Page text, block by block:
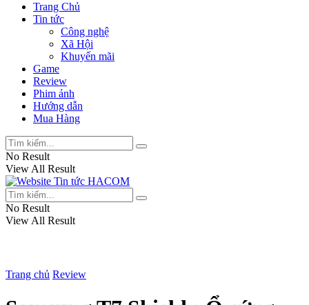
Trang Chủ
Tin tức
Công nghệ
Xã Hội
Khuyến mãi
Game
Review
Phim ảnh
Hướng dẫn
Mua Hàng
No Result
View All Result
No Result
View All Result
Trang chủ Review